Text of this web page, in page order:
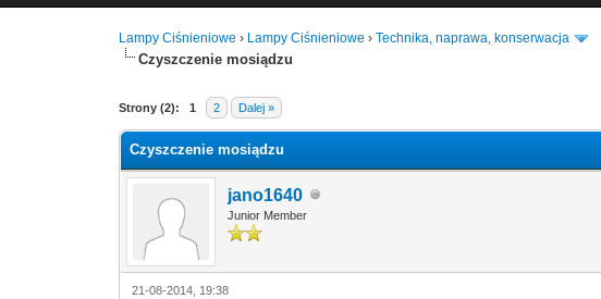
Lampy Ciśnieniowe › Lampy Ciśnieniowe ›Technika, naprawa, konserwacja
Czyszczenie mosiądzu
Strony (2): 1 2 Dalej »
Czyszczenie mosiądzu
jano1640
Junior Member
21-08-2014, 19:38